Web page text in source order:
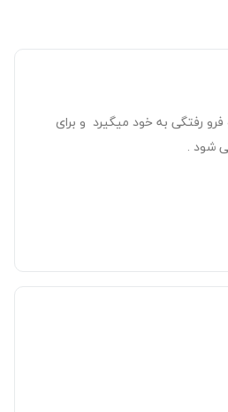
رفتگی به خود میگیرد و برای
شود .